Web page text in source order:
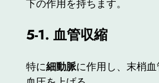
下の作用を持ちます。
5-1. 血管収縮
特に細動脈に作用し、末梢